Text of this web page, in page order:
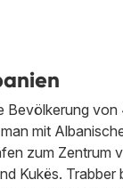
Bevölkerung
mit
zum Zentrum
Kukës. Trabber